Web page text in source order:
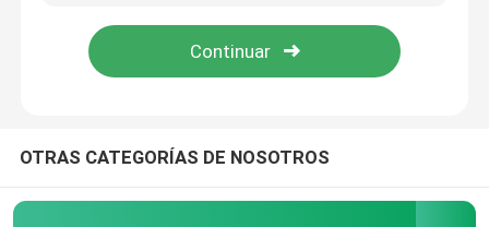
Pida una cita
OTRAS CATEGORÍAS DE NOSOTROS